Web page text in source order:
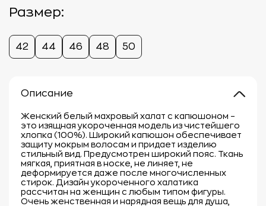
Размер:
42 44 46 48 50
Описание
Женский белый махровый халат с капюшоном –
это изящная укороченная модель из чистейшего
хлопка (100%). Широкий капюшон обеспечивает
защиту мокрым волосам и придает изделию
стильный вид. Предусмотрен широкий пояс. Ткань
мягкая, приятная в носке, не линяет, не
деформируется даже после многочисленных
стирок. Дизайн укороченного халатика
рассчитан на женщин с любым типом фигуры.
Очень женственная и нарядная вещь для душа,